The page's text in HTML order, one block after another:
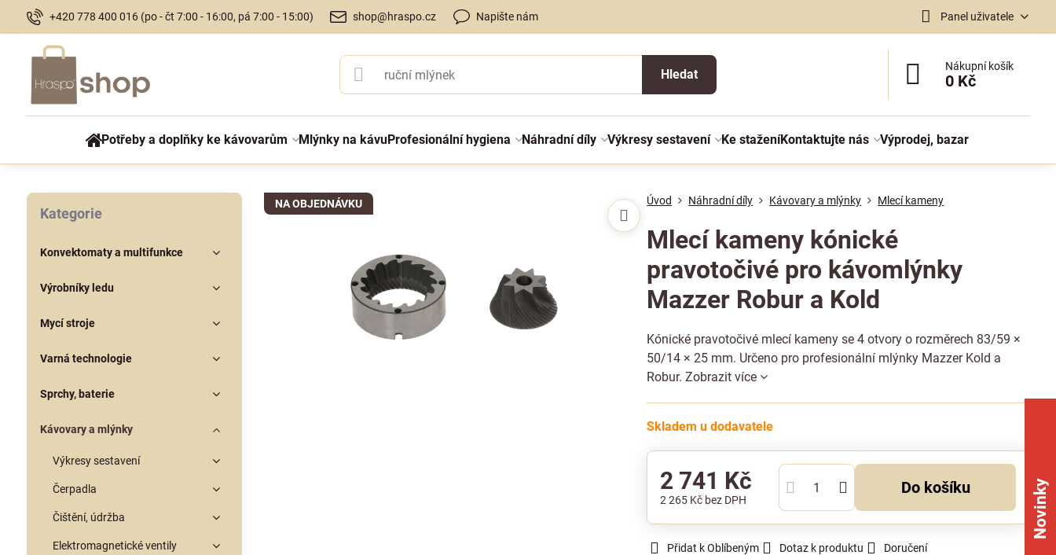
+420 778 400 016 (po - čt 7:00 - 16:00, pá 7:00 - 15:00) shop@hraspo.cz Napište nám Panel uživatele
Hledat
Nákupní košík
0 Kč
Potřeby a doplňky ke kávovarům Mlýnky na kávuProfesionální hygiena Náhradní díly Výkresy sestavení Ke staženíKontaktujte nás Výprodej, bazar
NA OBJEDNÁVKU Úvod Náhradní díly Kávovary a mlýnky Mlecí kameny
Mlecí kameny kónické
pravotočivé pro kávomlýnky
Mazzer Robur a Kold
Kónické pravotočivé mlecí kameny se 4 otvory o rozměrech 83/59 ×
50/14 × 25 mm. Určeno pro profesionální mlýnky Mazzer Kold a
Robur.Zobrazit více
Skladem u dodavatele
2 741 Kč
2 265 Kč bez DPH
Do košíku
Přidat k Oblíbeným Dotaz k produktu Doručení
Kategorie
Konvektomaty a multifunkce
Výrobníky ledu
Mycí stroje
Varná technologie
Sprchy, baterie
Kávovary a mlýnky
Výkresy sestavení
Čerpadla
Čištění, údržba
Elektromagnetické ventily
Novinky